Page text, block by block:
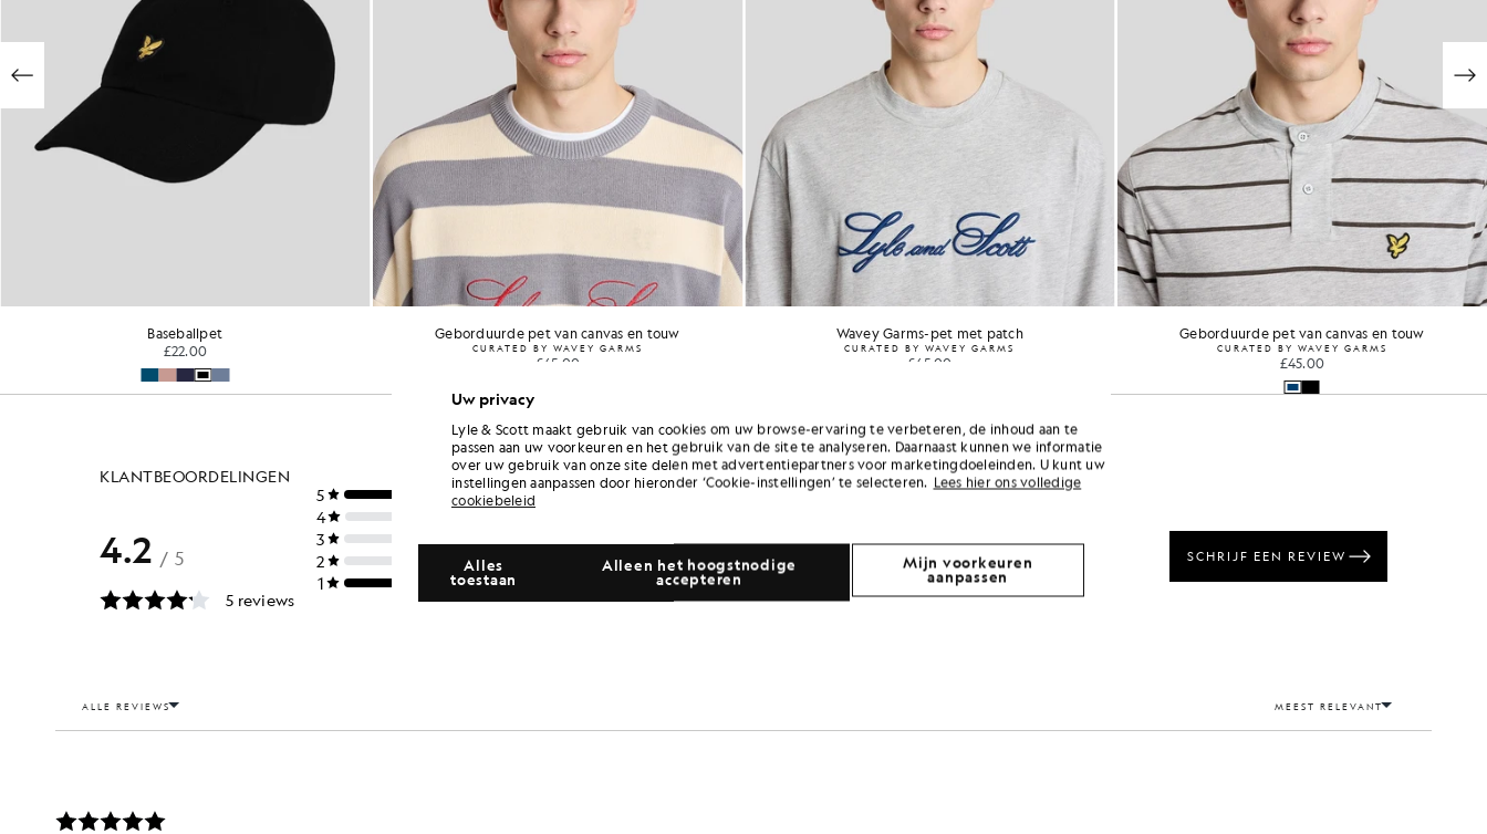
Baseballpet
£22.00
Geborduurde pet van canvas en touw
CURATED BY WAVEY GARMS
£45.00
Wavey Garms-pet met patch
CURATED BY WAVEY GARMS
£45.00
Geborduurde pet van canvas en touw
CURATED BY WAVEY GARMS
£45.00
Uw privacy
Lyle & Scott maakt gebruik van cookies om uw browse-ervaring te verbeteren, de inhoud aan te
passen aan uw voorkeuren en het gebruik van de site te analyseren. Daarnaast kunnen we informatie
over uw gebruik van onze site delen met advertentiepartners voor marketingdoeleinden. U kunt uw
instellingen aanpassen door hieronder ‘Cookie-instellingen’ te selecteren. Lees hier ons volledige
cookiebeleid
Alleen het hoogstnodige
accepteren
Alles
toestaan
Mijn voorkeuren
aanpassen